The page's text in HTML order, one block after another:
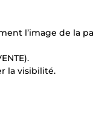
l’image de la
la visibilité.